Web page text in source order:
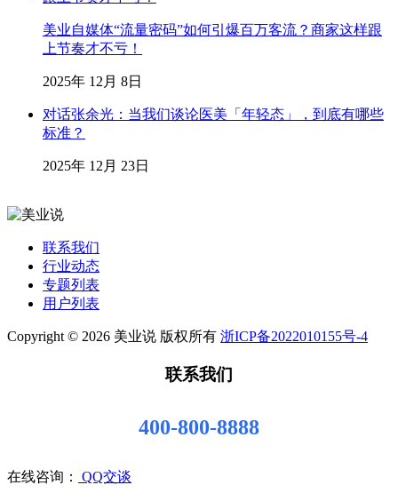
美业自媒体“流量密码”如何引爆百万客流？商家这样跟
上节奏才不亏！
2025年 12月 8日
对话张余光：当我们谈论医美「年轻态」，到底有哪些
标准？
2025年 12月 23日
联系我们
行业动态
专题列表
用户列表
Copyright © 2026 美业说 版权所有 浙ICP备2022010155号-4
联系我们
400-800-8888
在线咨询： QQ交谈